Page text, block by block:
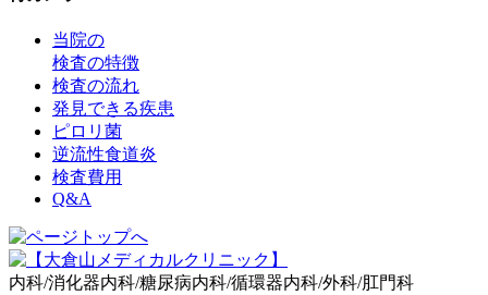
当院の
検査の特徴
検査の流れ
発見できる疾患
ピロリ菌
逆流性食道炎
検査費用
Q&A
内科/消化器内科/糖尿病内科/循環器内科/外科/肛門科